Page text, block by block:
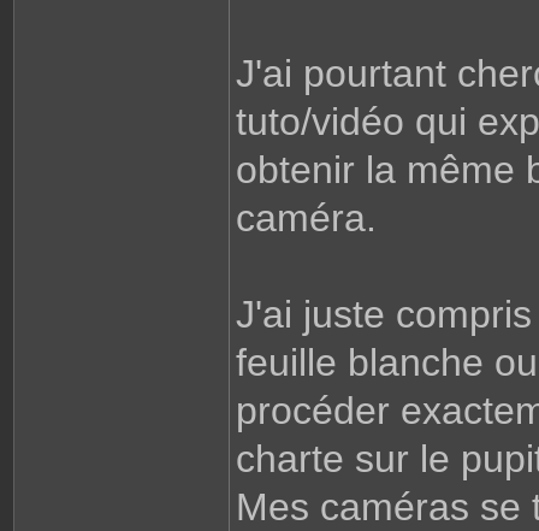
J'ai pourtant
tuto/vidéo qui
obtenir la même
caméra.
J'ai juste
feuille blanche
procéder
charte sur le
Mes caméras se